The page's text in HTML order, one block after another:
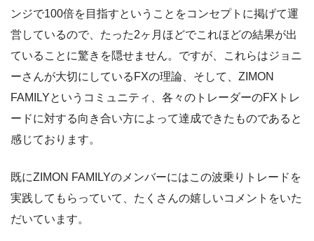
ンジで100倍を目指すということをコンセプトに掲げて運
営しているので、たった2ヶ月ほどでこれほどの結果が出
ていることに驚きを隠せません。ですが、これらはジョニ
ーさんが大切にしているFXの理論、そして、ZIMON
FAMILYというコミュニティ、各々のトレーダーのFXトレ
ードに対する向き合い方によって達成できたものであると
感じております。
既にZIMON FAMILYのメンバーにはこの波乗りトレードを
実践してもらっていて、たくさんの嬉しいコメントをいた
だいています。